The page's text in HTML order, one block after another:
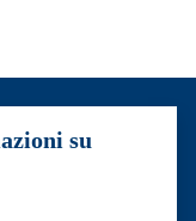
su